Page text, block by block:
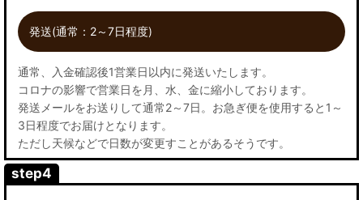
発送(通常：2～7日程度)
通常、入金確認後1営業日以内に発送いたします。
コロナの影響で営業日を月、水、金に縮小しております。
発送メールをお送りして通常2～7日。お急ぎ便を使用すると1～
3日程度でお届けとなります。
ただし天候などで日数が変更すことがあるそうです。
step4